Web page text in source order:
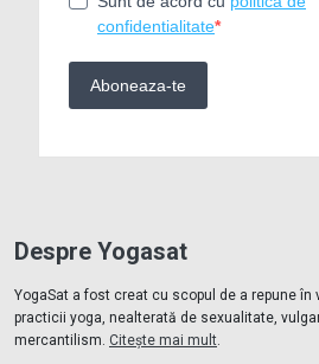
Despre Yogasat
YogaSat a fost creat cu scopul de a repune în
practicii yoga, nealterată de sexualitate,
mercantilism. Citește mai mult.